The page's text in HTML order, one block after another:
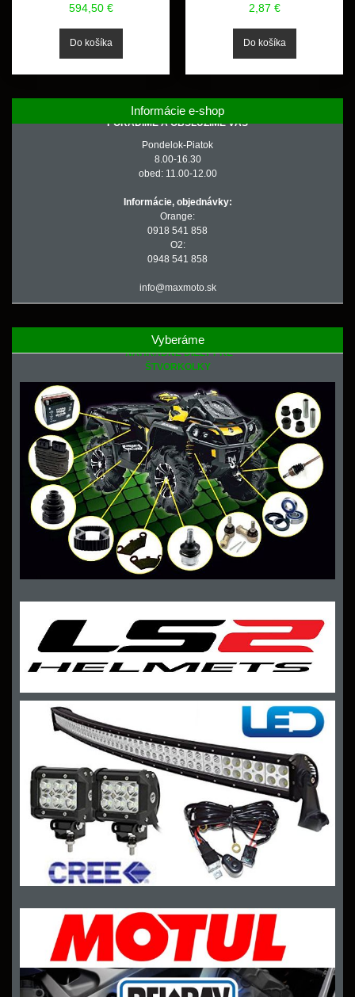
594,50 € 2,87 €
Informácie e-shop
PORADÍME A OBSLÚŽIME VÁS
Pondelok-Piatok
8.00-16.30
obed: 11.00-12.00
Informácie, objednávky:
Orange:
0918 541 858
O2:
0948 541 858
info@maxmoto.sk
Vyberáme
NÁHRADNÉ DIELY PRE
ŠTVORKOLKY